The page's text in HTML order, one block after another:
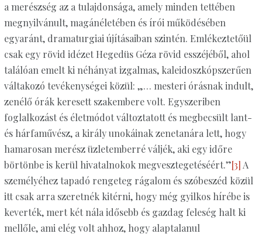
a merészség az a tulajdonsága, amely minden tettében
megnyilvánult, magánéletében és írói működésében
egyaránt, dramaturgiai újításaiban szintén. Emlékeztetőül
csak egy rövid idézet Hegedüs Géza rövid esszéjéből, ahol
találóan emelt ki néhányat izgalmas, kaleidoszkópszerűen
váltakozó tevékenységei közül: „… mesteri órásnak indult,
zenélő órák keresett szakembere volt. Egyszeriben
foglalkozást és életmódot változtatott és megbecsült lant-
és hárfaművész, a király unokáinak zenetanára lett, hogy
hamarosan merész üzletemberré váljék, aki egy időre
börtönbe is kerül hivatalnokok megvesztegetéséért.”[3] A
személyéhez tapadó rengeteg rágalom és szóbeszéd közül
itt csak arra szeretnék kitérni, hogy még gyilkos hírébe is
keverték, mert két nála idősebb és gazdag feleség halt ki
mellőle, ami elég volt ahhoz, hogy alaptalanul